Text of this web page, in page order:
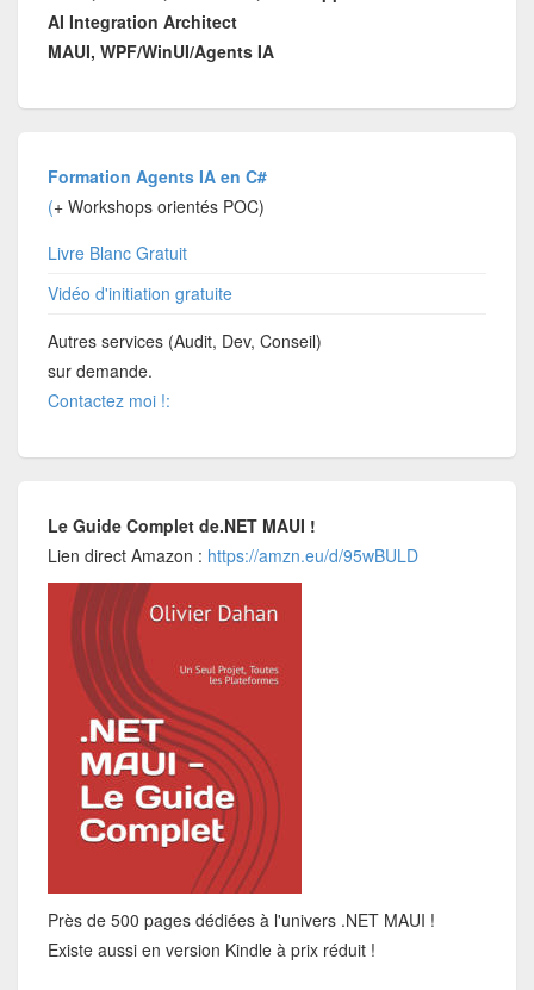
AI Integration Architect
MAUI, WPF/WinUI/Agents IA
Formation Agents IA en C#
(+ Workshops orientés POC)
Livre Blanc Gratuit
Vidéo d'initiation gratuite
Autres services (Audit, Dev, Conseil)
sur demande.
Contactez moi !:
Le Guide Complet de.NET MAUI !
Lien direct Amazon : https://amzn.eu/d/95wBULD
Près de 500 pages dédiées à l'univers .NET MAUI !
Existe aussi en version Kindle à prix réduit !